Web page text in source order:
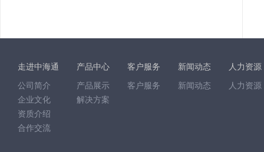
走进中海通
公司简介
企业文化
资质介绍
合作交流
产品中心
产品展示
解决方案
客户服务
客户服务
新闻动态
新闻动态
人力资源
人力资源